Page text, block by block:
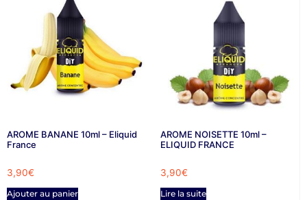
AROME BANANE 10ml – Eliquid
France
3,90€
Ajouter au panier
AROME NOISETTE 10ml –
ELIQUID FRANCE
3,90€
Lire la suite